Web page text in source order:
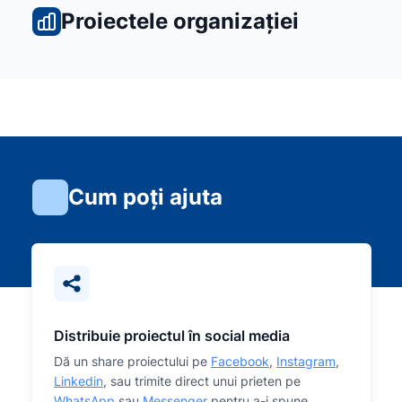
Proiectele organizației
Cum poți ajuta
Distribuie proiectul în social media
Dă un share proiectului pe Facebook, Instagram,
Linkedin, sau trimite direct unui prieten pe